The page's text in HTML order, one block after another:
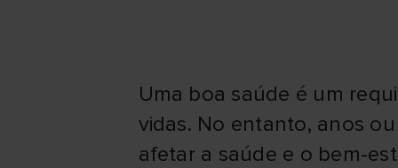
Uma boa saúde é um
vidas. No entanto, anos
afetar a saúde e o bem-